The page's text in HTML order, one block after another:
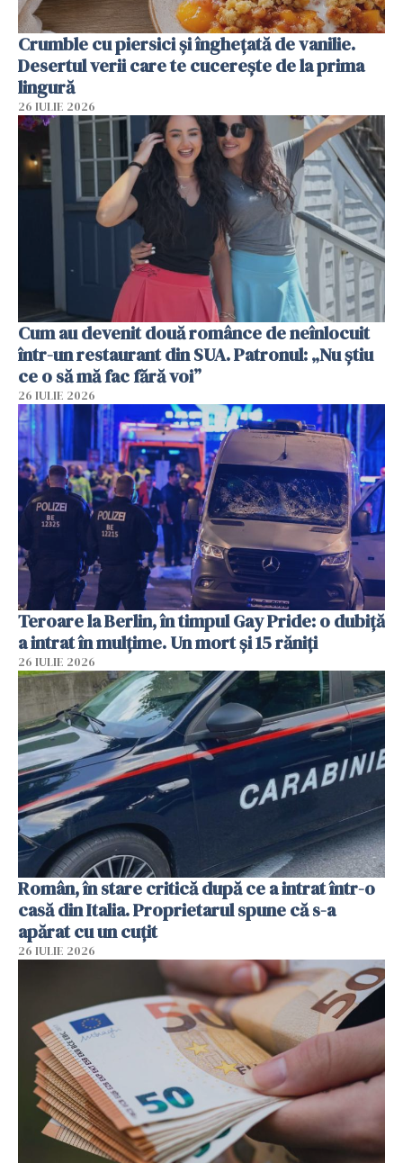
Crumble cu piersici și înghețată de vanilie.
Desertul verii care te cucerește de la prima
lingură
26 IULIE 2026
Cum au devenit două românce de neînlocuit
într-un restaurant din SUA. Patronul: „Nu știu
ce o să mă fac fără voi”
26 IULIE 2026
Teroare la Berlin, în timpul Gay Pride: o dubiță
a intrat în mulțime. Un mort și 15 răniți
26 IULIE 2026
Român, în stare critică după ce a intrat într-o
casă din Italia. Proprietarul spune că s-a
apărat cu un cuțit
26 IULIE 2026